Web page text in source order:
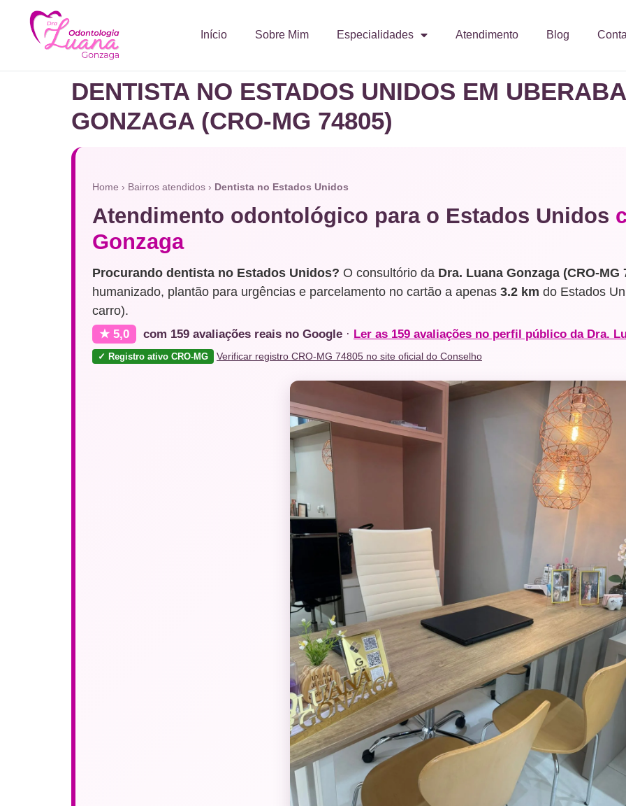
Início Sobre Mim Especialidades Atendimento Blog
DENTISTA NO ESTADOS UNIDOS EM
GONZAGA (CRO-MG 74805)
Home › Bairros atendidos › Dentista no Estados Unidos
Atendimento odontológico para o Estados Unidos
Gonzaga
Procurando dentista no Estados Unidos? O consultório da Dra. Luana Gonzaga (CRO-MG
humanizado, plantão para urgências e parcelamento no cartão a apenas 3.2 km do Estados
carro).
★ 5,0 com 159 avaliações reais no Google · Ler as 159 avaliações no perfil público da Dra.
✓ Registro ativo CRO-MG Verificar registro CRO-MG 74805 no site oficial do Conselho